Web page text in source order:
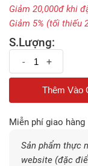
Giảm 20,000đ khi
Giảm 5% (tối thiếu
S.Lượng:
- +
Miễn phí giao hàng
Sản phẩm thực
website (đặc